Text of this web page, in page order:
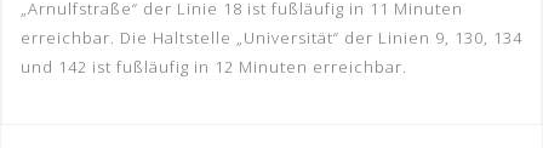
„Arnulfstraße“ der Linie 18 ist fußläufig in 11 Minuten
erreichbar. Die Haltstelle „Universität“ der Linien 9, 130, 134
und 142 ist fußläufig in 12 Minuten erreichbar.